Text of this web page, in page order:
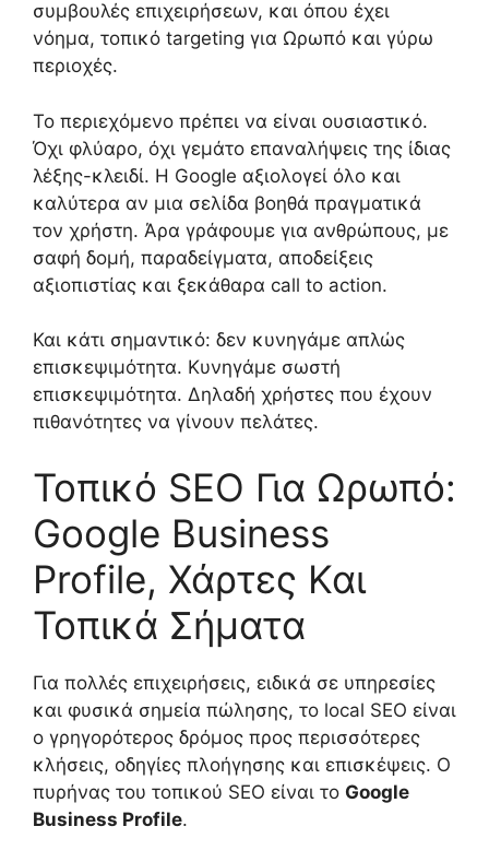
συμβουλές επιχειρήσεων, και όπου έχει
νόημα, τοπικό targeting για Ωρωπό και γύρω
περιοχές.
Το περιεχόμενο πρέπει να είναι ουσιαστικό.
Όχι φλύαρο, όχι γεμάτο επαναλήψεις της ίδιας
λέξης-κλειδί. Η Google αξιολογεί όλο και
καλύτερα αν μια σελίδα βοηθά πραγματικά
τον χρήστη. Άρα γράφουμε για ανθρώπους, με
σαφή δομή, παραδείγματα, αποδείξεις
αξιοπιστίας και ξεκάθαρα call to action.
Και κάτι σημαντικό: δεν κυνηγάμε απλώς
επισκεψιμότητα. Κυνηγάμε σωστή
επισκεψιμότητα. Δηλαδή χρήστες που έχουν
πιθανότητες να γίνουν πελάτες.
Τοπικό SEO Για Ωρωπό:
Google Business
Profile, Χάρτες Και
Τοπικά Σήματα
Για πολλές επιχειρήσεις, ειδικά σε υπηρεσίες
και φυσικά σημεία πώλησης, το local SEO είναι
ο γρηγορότερος δρόμος προς περισσότερες
κλήσεις, οδηγίες πλοήγησης και επισκέψεις. Ο
πυρήνας του τοπικού SEO είναι το Google
Business Profile.